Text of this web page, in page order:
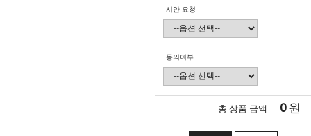
시안 요청
동의여부
총 상품 금액 0원